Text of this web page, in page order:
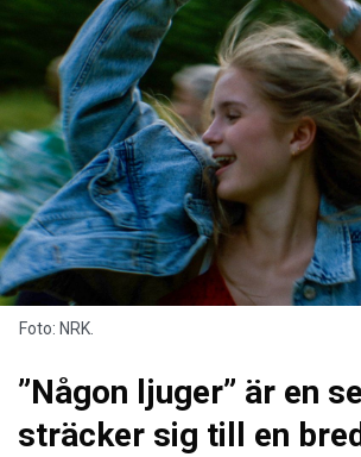
Foto: NRK.
”Någon ljuger” är en
sträcker sig till en